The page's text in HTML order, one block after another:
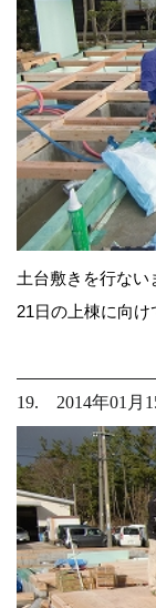
土台敷きを行ない
21日の上棟に向け
19. 2014年01月